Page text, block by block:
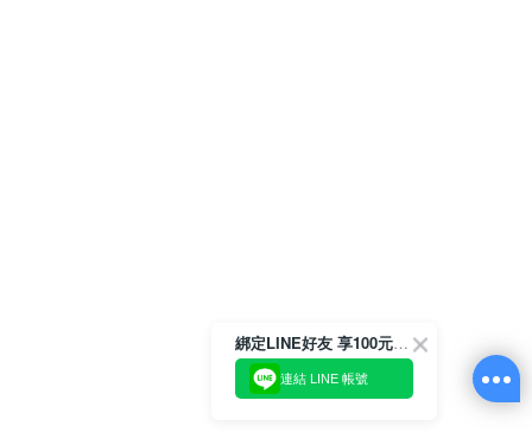
綁定LINE好友 享100元折價券
連結 LINE 帳號